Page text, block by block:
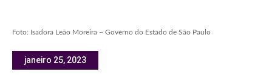
Foto: Isadora Leão Moreira – Governo do Estado de São Paulo
janeiro 25, 2023